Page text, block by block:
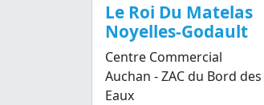
Le Roi Du Matelas
Noyelles-Godault
Centre Commercial
Auchan - ZAC du Bord des
Eaux